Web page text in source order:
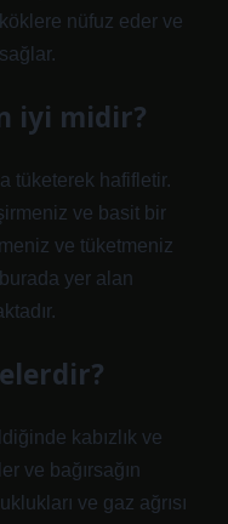
nüfuz eder ve
iyi midir?
tüketerek hafifletir.
ve basit bir
ve tüketmeniz
yer alan
kabızlık ve
ve bağırsağın
ve gaz ağrısı